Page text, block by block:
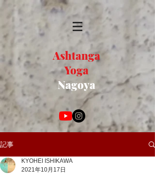
Ashtanga
Yoga
Nagoya
記事
KYOHEI ISHIKAWA
2021年10月17日